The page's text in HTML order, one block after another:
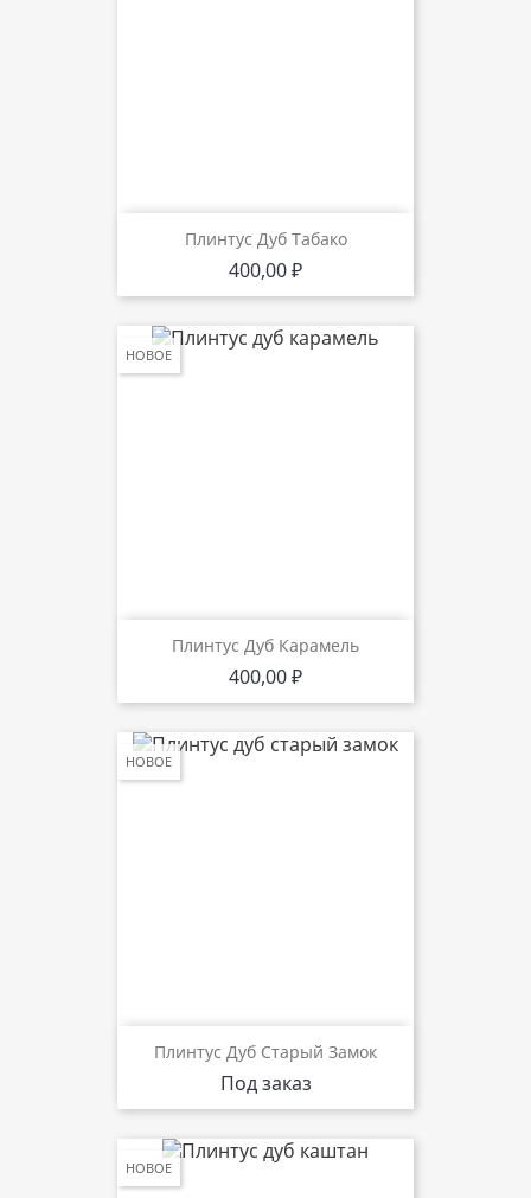
Плинтус Дуб Табако
Цена
400,00 ₽
Плинтус Дуб Карамель
Цена
400,00 ₽
НОВОЕ
Плинтус Дуб Старый Замок
Под заказ
НОВОЕ
НОВОЕ